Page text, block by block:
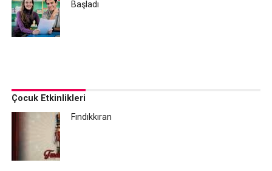
Başladı
Çocuk Etkinlikleri
Fındıkkıran